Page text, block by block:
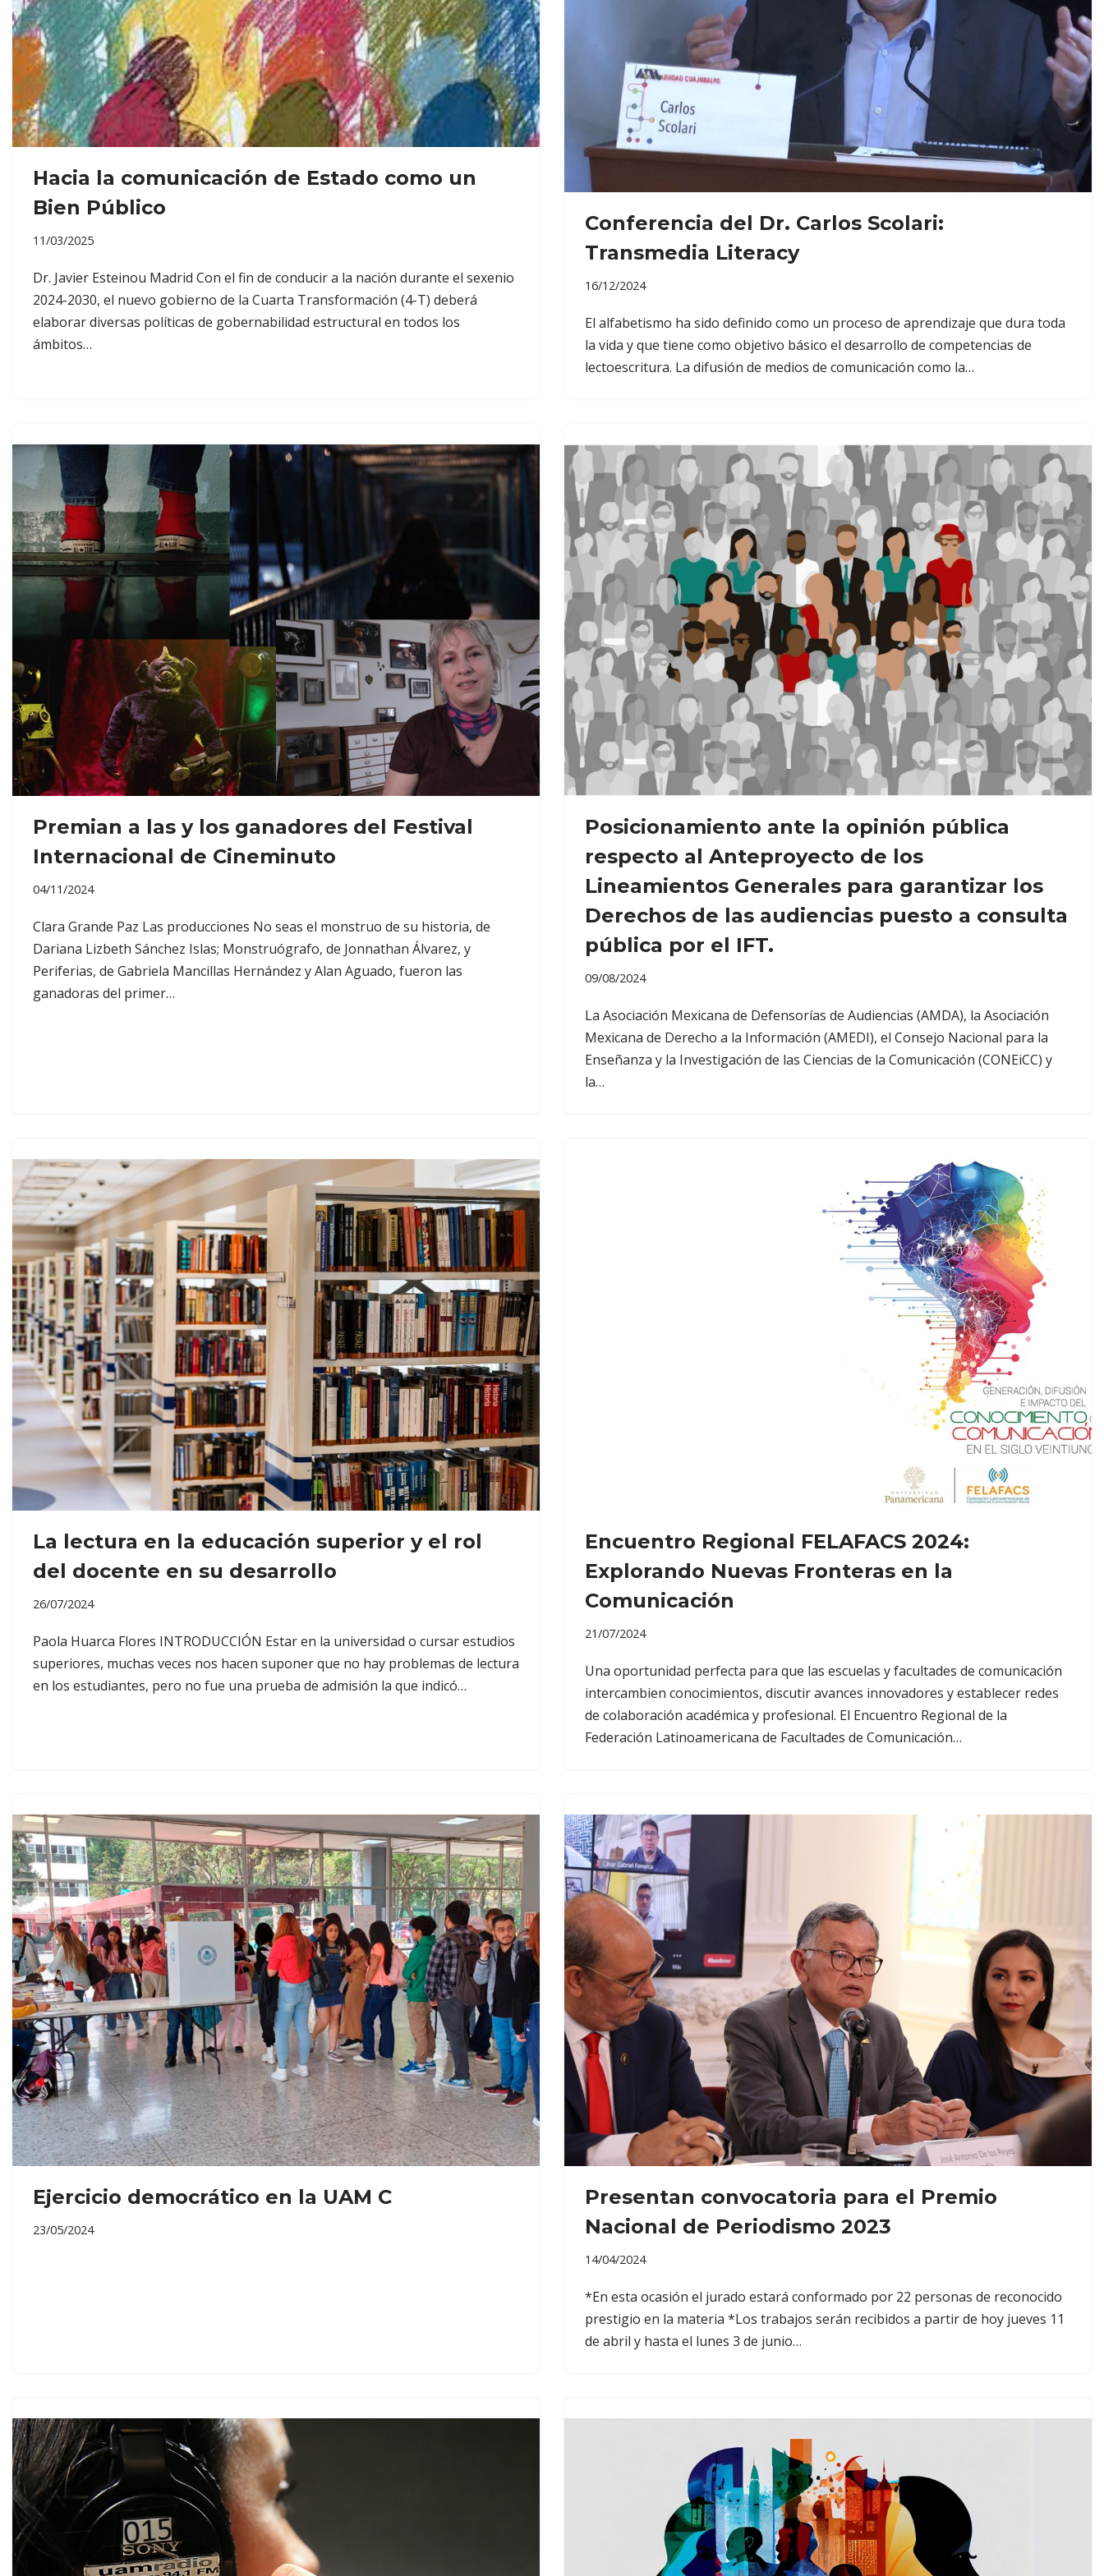
Hacia la comunicación de Estado como un
Bien Público
11/03/2025
Dr. Javier Esteinou Madrid Con el fin de conducir a la nación durante el sexenio
2024-2030, el nuevo gobierno de la Cuarta Transformación (4-T) deberá
elaborar diversas políticas de gobernabilidad estructural en todos los
ámbitos…
Conferencia del Dr. Carlos Scolari:
Transmedia Literacy
16/12/2024
El alfabetismo ha sido definido como un proceso de aprendizaje que dura toda
la vida y que tiene como objetivo básico el desarrollo de competencias de
lectoescritura. La difusión de medios de comunicación como la…
Premian a las y los ganadores del Festival
Internacional de Cineminuto
04/11/2024
Clara Grande Paz Las producciones No seas el monstruo de su historia, de
Dariana Lizbeth Sánchez Islas; Monstruógrafo, de Jonnathan Álvarez, y
Periferias, de Gabriela Mancillas Hernández y Alan Aguado, fueron las
ganadoras del primer…
Posicionamiento ante la opinión pública
respecto al Anteproyecto de los
Lineamientos Generales para garantizar los
Derechos de las audiencias puesto a consulta
pública por el IFT.
09/08/2024
La Asociación Mexicana de Defensorías de Audiencias (AMDA), la Asociación
Mexicana de Derecho a la Información (AMEDI), el Consejo Nacional para la
Enseñanza y la Investigación de las Ciencias de la Comunicación (CONEiCC) y
la…
La lectura en la educación superior y el rol
del docente en su desarrollo
26/07/2024
Paola Huarca Flores INTRODUCCIÓN Estar en la universidad o cursar estudios
superiores, muchas veces nos hacen suponer que no hay problemas de lectura
en los estudiantes, pero no fue una prueba de admisión la que indicó…
Encuentro Regional FELAFACS 2024:
Explorando Nuevas Fronteras en la
Comunicación
21/07/2024
Una oportunidad perfecta para que las escuelas y facultades de comunicación
intercambien conocimientos, discutir avances innovadores y establecer redes
de colaboración académica y profesional. El Encuentro Regional de la
Federación Latinoamericana de Facultades de Comunicación…
Ejercicio democrático en la UAM C
23/05/2024
Presentan convocatoria para el Premio
Nacional de Periodismo 2023
14/04/2024
*En esta ocasión el jurado estará conformado por 22 personas de reconocido
prestigio en la materia *Los trabajos serán recibidos a partir de hoy jueves 11
de abril y hasta el lunes 3 de junio…